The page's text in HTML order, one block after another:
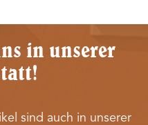
in unserer
sind auch in unserer